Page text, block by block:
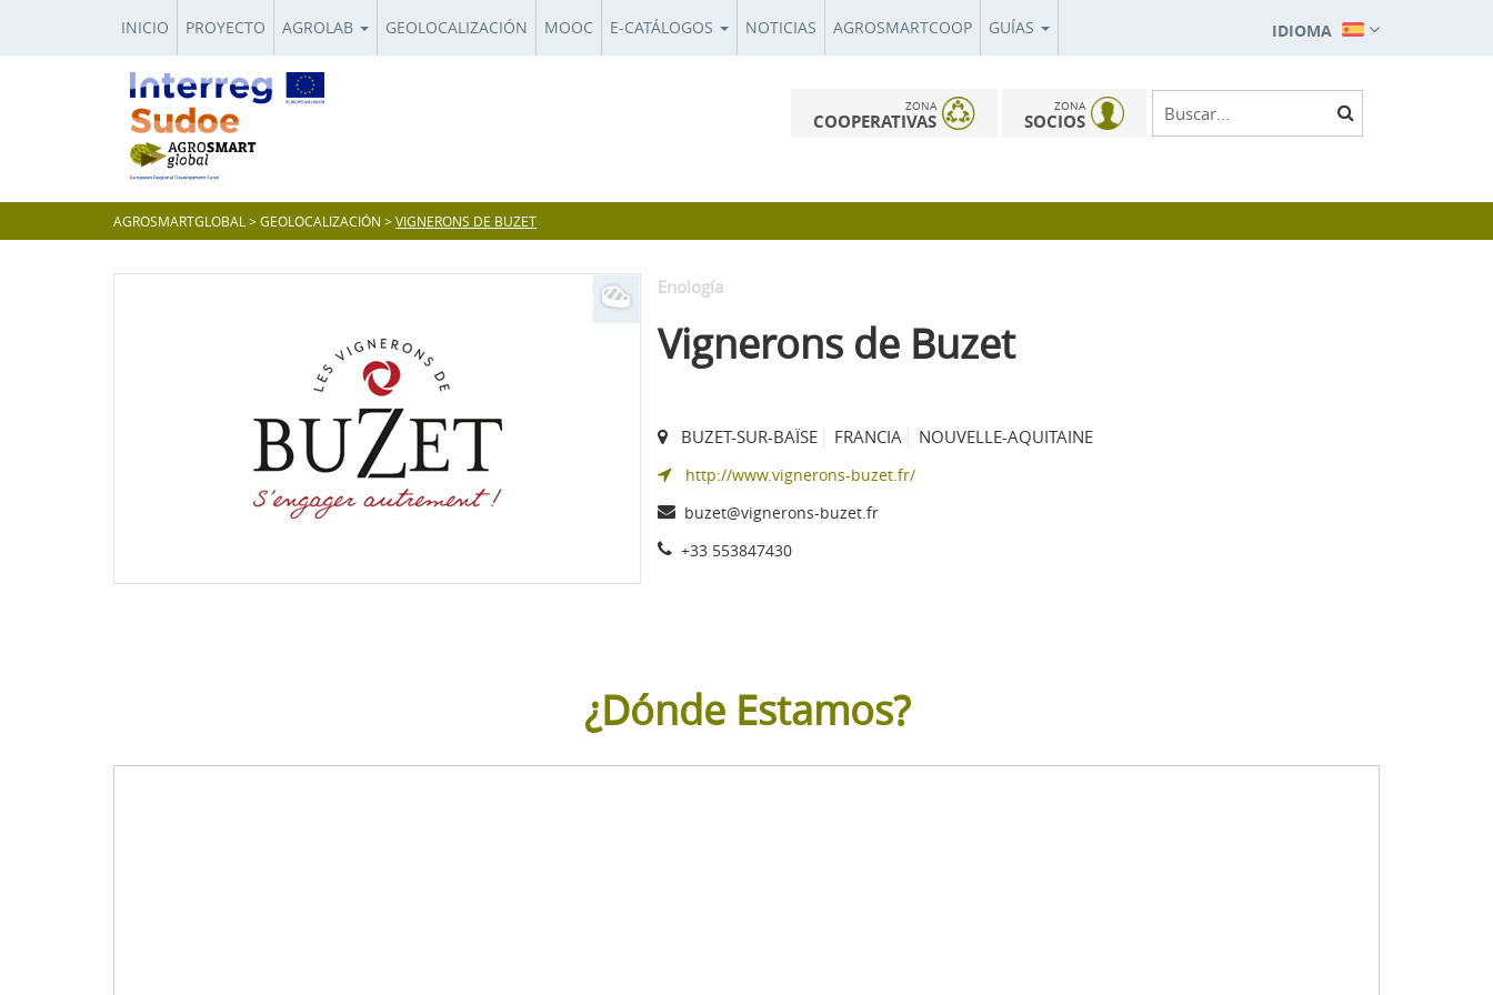
INICIO PROYECTO AGROLAB GEOLOCALIZACIÓN MOOC E-CATÁLOGOS NOTICIAS AGROSMARTCOOP GUÍAS IDIOMA
ZONA
COOPERATIVAS
ZONA
SOCIOS
AGROSMARTGLOBAL >GEOLOCALIZACIÓN >VIGNERONS DE BUZET
Enología
Vignerons de Buzet
BUZET-SUR-BAÏSE FRANCIA NOUVELLE-AQUITAINE
http://www.vignerons-buzet.fr/
buzet@vignerons-buzet.fr
+33 553847430
¿Dónde Estamos?